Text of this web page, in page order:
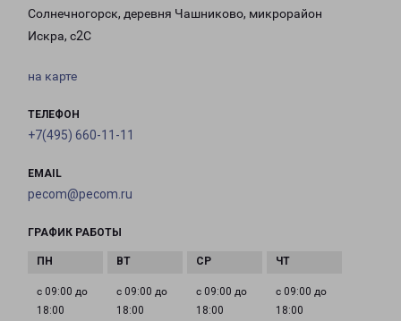
Солнечногорск, деревня Чашниково, микрорайон
Искра, с2С
на карте
ТЕЛЕФОН
+7(495) 660-11-11
EMAIL
pecom@pecom.ru
ГРАФИК РАБОТЫ
с 09:00 до
18:00
с 09:00 до
18:00
с 09:00 до
18:00
с 09:00 до
18:00